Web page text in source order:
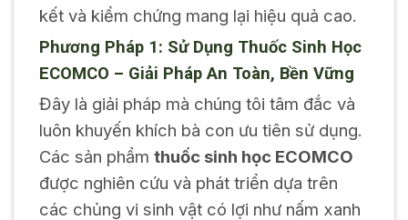
kết và kiểm chứng mang lại hiệu quả cao.
Phương Pháp 1: Sử Dụng Thuốc Sinh Học
ECOMCO – Giải Pháp An Toàn, Bền Vững
Đây là giải pháp mà chúng tôi tâm đắc và
luôn khuyến khích bà con ưu tiên sử dụng.
Các sản phẩm thuốc sinh học ECOMCO
được nghiên cứu và phát triển dựa trên
các chủng vi sinh vật có lợi như nấm xanh